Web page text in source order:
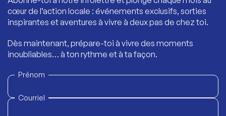
cœur de l’action locale : événements exclusifs, sorties
inspirantes et aventures à vivre à deux pas de chez toi.
Dès maintenant, prépare-toi à vivre des moments
inoubliables… à ton rythme et à ta façon.
Prénom
Courriel